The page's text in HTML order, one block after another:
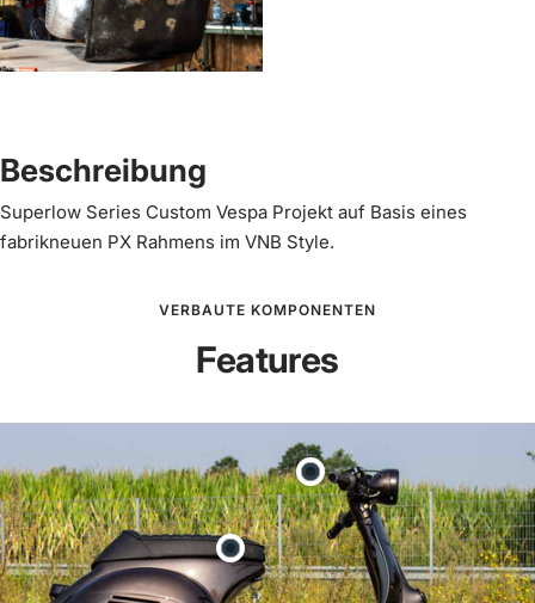
Beschreibung
Superlow Series Custom Vespa Projekt auf Basis eines
fabrikneuen PX Rahmens im VNB Style.
VERBAUTE KOMPONENTEN
Features
Produkt
Streamline
Produkt
Kurzhub
Gasgriff
Scooter